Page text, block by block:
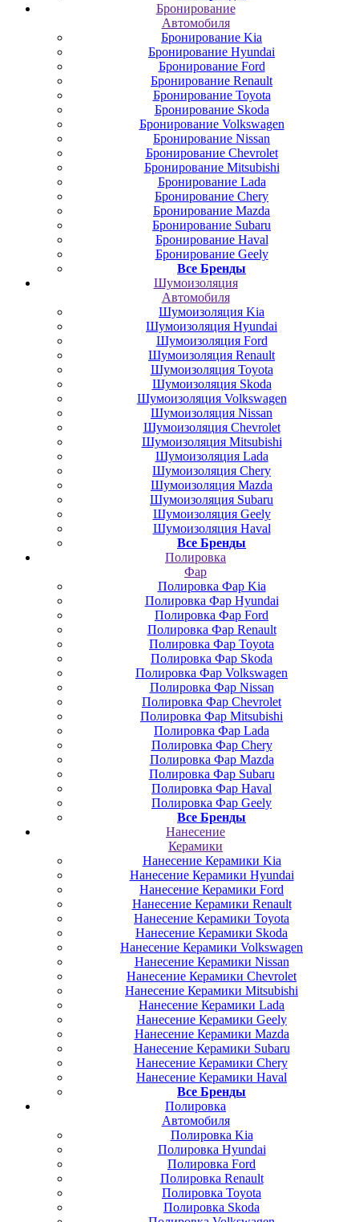
Бронирование
Автомобиля
Бронирование Kia
Бронирование Hyundai
Бронирование Ford
Бронирование Renault
Бронирование Toyota
Бронирование Skoda
Бронирование Volkswagen
Бронирование Nissan
Бронирование Chevrolet
Бронирование Mitsubishi
Бронирование Lada
Бронирование Chery
Бронирование Mazda
Бронирование Subaru
Бронирование Haval
Бронирование Geely
Все Бренды
Шумоизоляция
Автомобиля
Шумоизоляция Kia
Шумоизоляция Hyundai
Шумоизоляция Ford
Шумоизоляция Renault
Шумоизоляция Toyota
Шумоизоляция Skoda
Шумоизоляция Volkswagen
Шумоизоляция Nissan
Шумоизоляция Chevrolet
Шумоизоляция Mitsubishi
Шумоизоляция Lada
Шумоизоляция Chery
Шумоизоляция Mazda
Шумоизоляция Subaru
Шумоизоляция Geely
Шумоизоляция Haval
Все Бренды
Полировка
Фар
Полировка Фар Kia
Полировка Фар Hyundai
Полировка Фар Ford
Полировка Фар Renault
Полировка Фар Toyota
Полировка Фар Skoda
Полировка Фар Volkswagen
Полировка Фар Nissan
Полировка Фар Chevrolet
Полировка Фар Mitsubishi
Полировка Фар Lada
Полировка Фар Chery
Полировка Фар Mazda
Полировка Фар Subaru
Полировка Фар Haval
Полировка Фар Geely
Все Бренды
Нанесение
Керамики
Нанесение Керамики Kia
Нанесение Керамики Hyundai
Нанесение Керамики Ford
Нанесение Керамики Renault
Нанесение Керамики Toyota
Нанесение Керамики Skoda
Нанесение Керамики Volkswagen
Нанесение Керамики Nissan
Нанесение Керамики Chevrolet
Нанесение Керамики Mitsubishi
Нанесение Керамики Lada
Нанесение Керамики Geely
Нанесение Керамики Mazda
Нанесение Керамики Subaru
Нанесение Керамики Chery
Нанесение Керамики Haval
Все Бренды
Полировка
Автомобиля
Полировка Kia
Полировка Hyundai
Полировка Ford
Полировка Renault
Полировка Toyota
Полировка Skoda